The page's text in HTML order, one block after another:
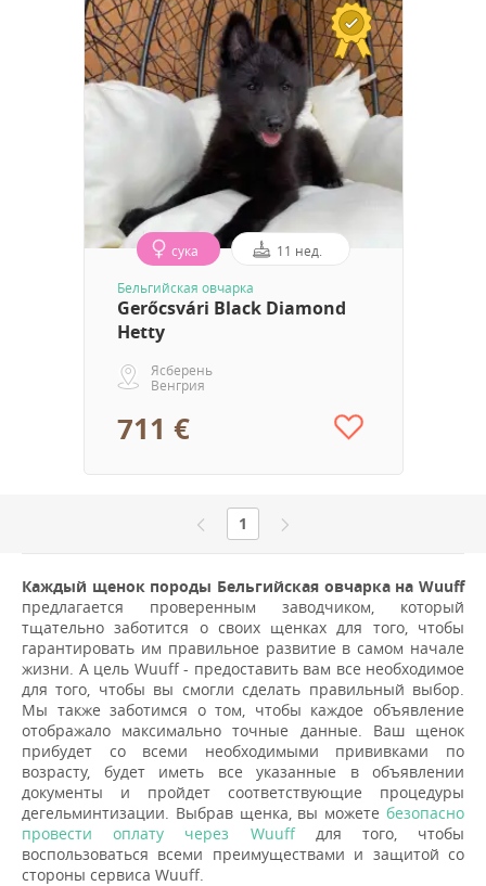
сука 11 нед.
Бельгийская овчарка
Gerőcsvári Black Diamond
Hetty
Ясберень
Венгрия
711 €
1
Каждый щенок породы Бельгийская овчарка на Wuuff
предлагается проверенным заводчиком, который
тщательно заботится о своих щенках для того, чтобы
гарантировать им правильное развитие в самом начале
жизни. А цель Wuuff - предоставить вам все необходимое
для того, чтобы вы смогли сделать правильный выбор.
Мы также заботимся о том, чтобы каждое объявление
отображало максимально точные данные. Ваш щенок
прибудет со всеми необходимыми прививками по
возрасту, будет иметь все указанные в объявлении
документы и пройдет соответствующие процедуры
дегельминтизации. Выбрав щенка, вы можете безопасно
провести оплату через Wuuffдля того, чтобы
воспользоваться всеми преимуществами и защитой со
стороны сервиса Wuuff.